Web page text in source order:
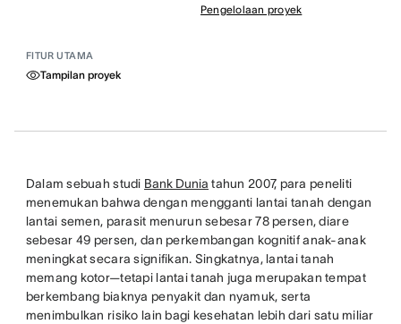
Pengelolaan proyek
FITUR UTAMA
Tampilan proyek
Dalam sebuah studi Bank Dunia tahun 2007, para peneliti
menemukan bahwa dengan mengganti lantai tanah dengan
lantai semen, parasit menurun sebesar 78 persen, diare
sebesar 49 persen, dan perkembangan kognitif anak-anak
meningkat secara signifikan. Singkatnya, lantai tanah
memang kotor—tetapi lantai tanah juga merupakan tempat
berkembang biaknya penyakit dan nyamuk, serta
menimbulkan risiko lain bagi kesehatan lebih dari satu miliar